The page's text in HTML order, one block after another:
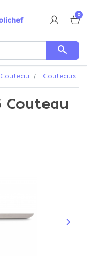
0
search
Couteau Couteaux
Couteau
keyboard_arrow_right